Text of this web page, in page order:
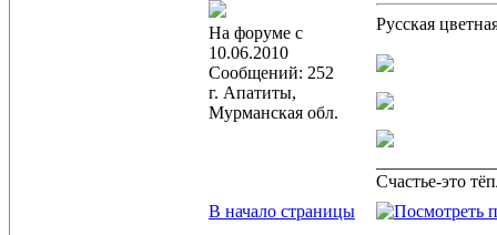
На форуме с
10.06.2010
Сообщений: 252
г. Апатиты,
Мурманская обл.
Русская
Счастье-это
В начало страницы